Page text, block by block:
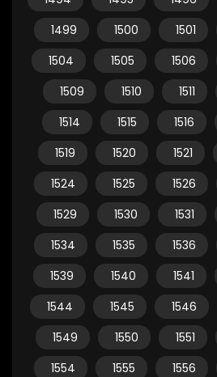
1499
1500 1501
1504
1505 1506
1509
1510 1511
1514
1515 1516
1519
1520 1521
1524
1525 1526
1529
1530 1531
1534
1535 1536
1539
1540 1541
1544
1545 1546
1549
1550 1551
1554
1555 1556